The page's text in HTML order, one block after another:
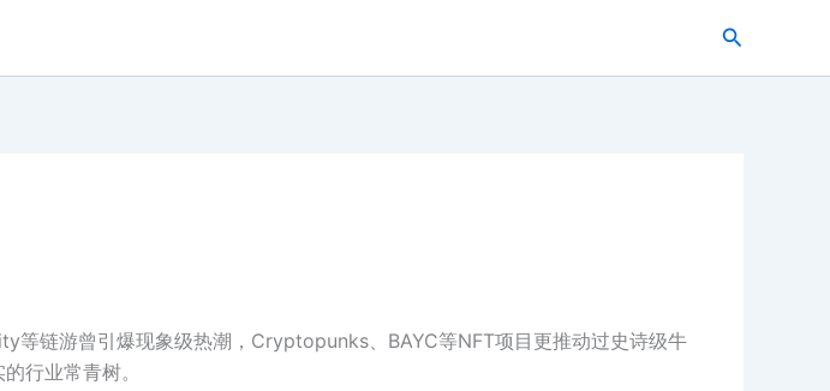
搜
链游曾引爆现象级热潮，Cryptopunks、BAYC等NFT项目更推动过史诗级牛
行业常青树。